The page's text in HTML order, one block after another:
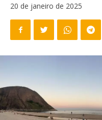
20 de janeiro de 2025